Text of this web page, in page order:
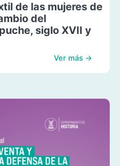
de las mujeres de
del
siglo XVII y
Ver más →